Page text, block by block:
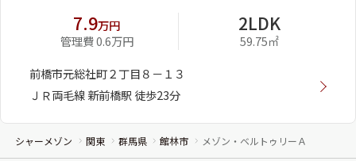
7.9万円
管理費 0.6万円
2LDK
59.75㎡
前橋市元総社町２丁目８－１３
ＪＲ両毛線 新前橋駅 徒歩23分
シャーメゾン 関東 群馬県 館林市 メゾン・ベルトゥリーＡ